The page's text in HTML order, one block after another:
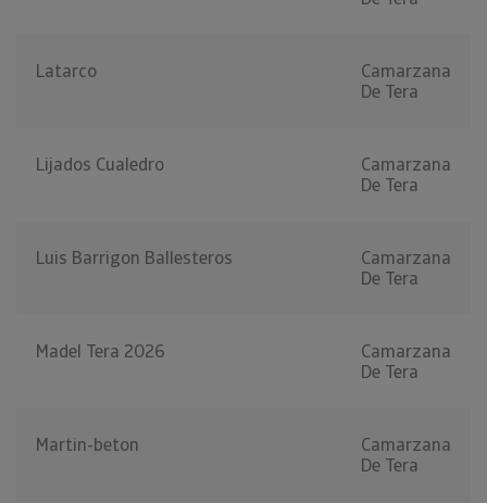
Latarco
Camarzana
De Tera
Lijados Cualedro
Camarzana
De Tera
Luis Barrigon Ballesteros
Camarzana
De Tera
Madel Tera 2026
Camarzana
De Tera
Martin-beton
Camarzana
De Tera